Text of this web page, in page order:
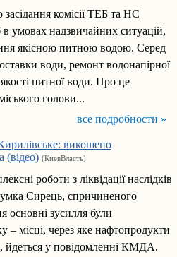
комісії ТЕБ та НС
умовах надзвичайних ситуацій,
якісною питною водою. Серед
води, ремонт водонапірної
питної води. Про це
голови...
все подробности »
Кирилівське: викошено
(відео) (КиевВласть)
роботи з ліквідації наслідків
Сирець, спричиненого
основні зусилля були
– місці, через яке нафтопродукти
йдеться у повідомленні КМДА.